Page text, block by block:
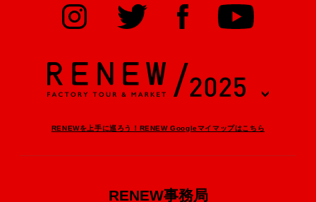
RENEWを上手に巡ろう！RENEW Googleマイマップはこちら
RENEW事務局